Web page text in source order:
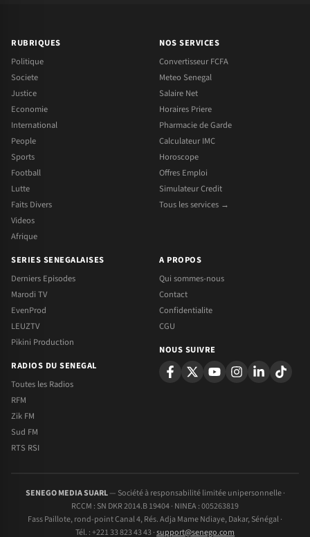
RUBRIQUES
Politique
Societe
Justice
Economie
International
People
Sports
Football
Lutte
Faits Divers
Videos
Afrique
NOS SERVICES
Convertisseur FCFA
Meteo Senegal
Salaire Net
Horaires Priere
Pharmacie de Garde
Calculateur IMC
Horoscope
Offres Emploi
Simulateur Credit
Tous les services →
SERIES SENEGALAISES
Derniers Episodes
Marodi TV
EvenProd
LEUZTV
Pikini Production
RADIOS DU SENEGAL
Toutes les Radios
RFM
Zik FM
Sud FM
RTS RSI
A PROPOS
Qui sommes-nous
Contact
Confidentialite
CGU
NOUS SUIVRE
SENEGO MEDIA SUARL— Société à responsabilité limitée unipersonnelle ·
RCCM : SN DKR 2014.B 19404 · NINEA : 005263819
Fass Paillote, rond-point Canal 4, Rés. Adja Mame Ndiaye, Dakar, Sénégal ·
Tél. : +221 33 823 43 43 ·support@senego.com